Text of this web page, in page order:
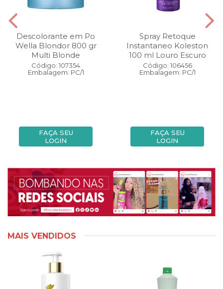
Descolorante em Po
Wella Blondor 800 gr
Multi Blonde
Código: 107354
Embalagem: PC/1
FAÇA SEU
LOGIN
Spray Retoque
Instantaneo Koleston
100 ml Louro Escuro
Código: 106456
Embalagem: PC/1
FAÇA SEU
LOGIN
MAIS VENDIDOS